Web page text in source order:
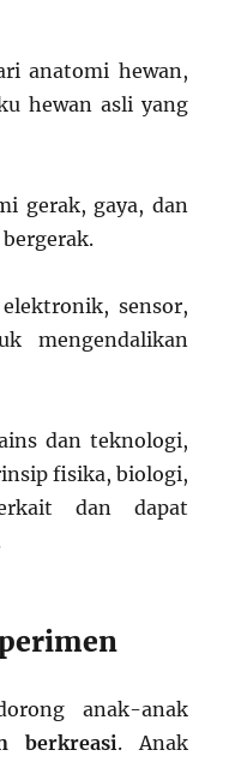
anatomi hewan,
hewan asli yang
gerak, gaya, dan
sensor,
mengendalikan
dan teknologi,
fisika, biologi,
dan dapat
anak-anak
berkreasi. Anak